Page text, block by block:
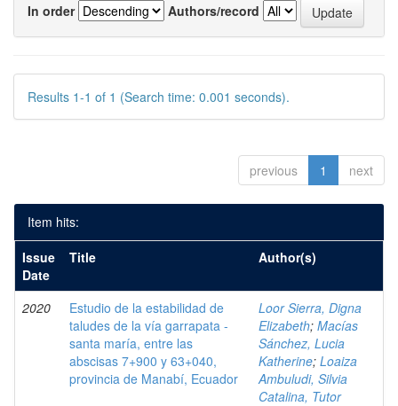
In order
Authors/record
Results 1-1 of 1 (Search time: 0.001 seconds).
previous 1 next
Item hits:
Issue
Date
Title Author(s)
2020
Estudio de la estabilidad de
taludes de la vía garrapata -
santa maría, entre las
abscisas 7+900 y 63+040,
provincia de Manabí, Ecuador
Loor Sierra, Digna
Elizabeth; Macías
Sánchez, Lucia
Katherine; Loaiza
Ambuludi, Silvia
Catalina, Tutor